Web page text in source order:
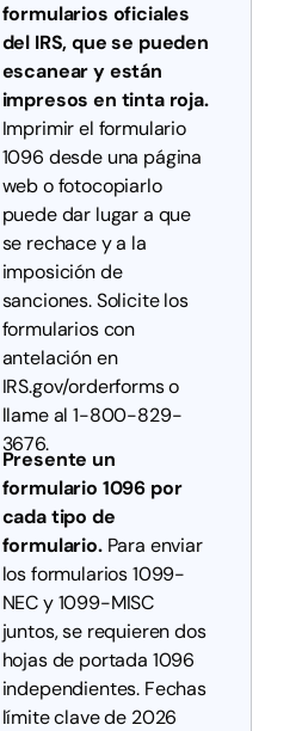
formularios oficiales
del IRS, que se pueden
escanear y están
impresos en tinta roja.
Imprimir el formulario
1096 desde una página
web o fotocopiarlo
puede dar lugar a que
se rechace y a la
imposición de
sanciones. Solicite los
formularios con
antelación en
IRS.gov/orderforms o
llame al 1-800-829-
3676.
Presente un
formulario 1096 por
cada tipo de
formulario.Para enviar
los formularios 1099-
NEC y 1099-MISC
juntos, se requieren dos
hojas de portada 1096
independientes. Fechas
límite clave de 2026